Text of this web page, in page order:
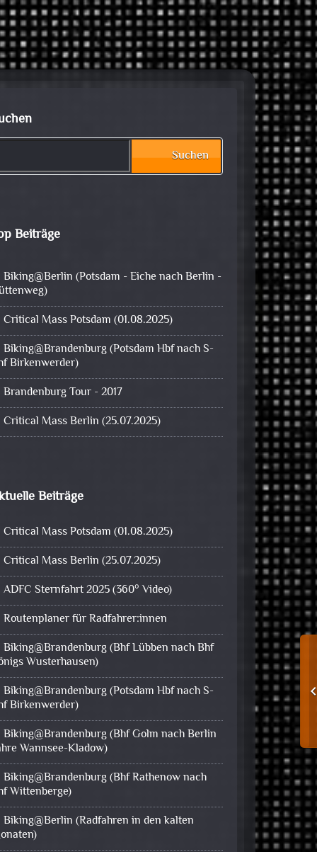
Suchen
Beiträge
Biking@Berlin (Potsdam - Eiche nach Berlin -
Critical Mass Potsdam (01.08.2025)
Biking@Brandenburg (Potsdam Hbf nach S-
Birkenwerder)
Brandenburg Tour - 2017
Critical Mass Berlin (25.07.2025)
Beiträge
Critical Mass Potsdam (01.08.2025)
Critical Mass Berlin (25.07.2025)
ADFC Sternfahrt 2025 (360° Video)
Routenplaner für Radfahrer:innen
Biking@Brandenburg (Bhf Lübben nach Bhf
Wusterhausen)
Biking@Brandenburg (Potsdam Hbf nach S-
Birkenwerder)
Biking@Brandenburg (Bhf Golm nach Berlin
Wannsee-Kladow)
Biking@Brandenburg (Bhf Rathenow nach
Wittenberge)
Biking@Berlin (Radfahren in den kalten